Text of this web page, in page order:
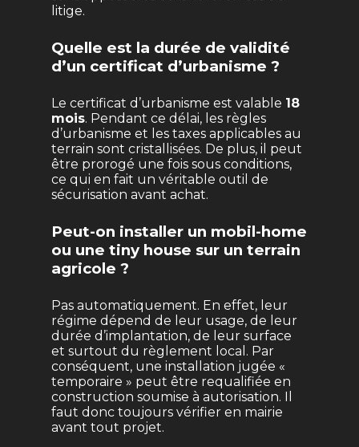
litige.
Quelle est la durée de validité
d’un certificat d’urbanisme ?
Le certificat d’urbanisme est valable 18
mois. Pendant ce délai, les règles
d’urbanisme et les taxes applicables au
terrain sont cristallisées. De plus, il peut
être prorogé une fois sous conditions,
ce qui en fait un véritable outil de
sécurisation avant achat.
Peut-on installer un mobil-home
ou une tiny house sur un terrain
agricole ?
Pas automatiquement. En effet, leur
régime dépend de leur usage, de leur
durée d’implantation, de leur surface
et surtout du règlement local. Par
conséquent, une installation jugée «
temporaire » peut être requalifiée en
construction soumise à autorisation. Il
faut donc toujours vérifier en mairie
avant tout projet.